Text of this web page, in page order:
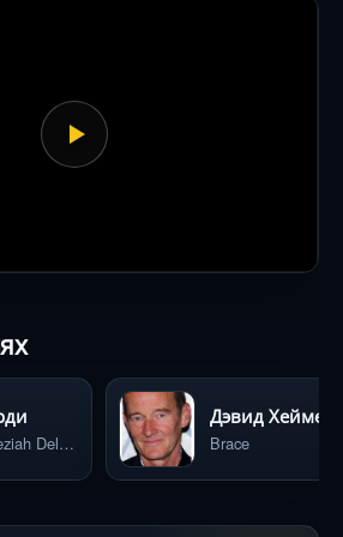
James Keziah Delaney
Дэвид Хеймен
Brace